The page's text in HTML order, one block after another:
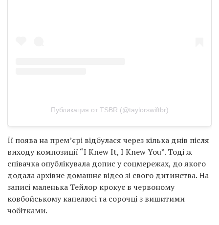
Публикация от TSBR (@taylorswiftbr)
Її поява на прем’єрі відбулася через кілька днів після
виходу композиції “I Knew It, I Knew You”. Тоді ж
співачка опублікувала допис у соцмережах, до якого
додала архівне домашнє відео зі свого дитинства. На
записі маленька Тейлор крокує в червоному
ковбойському капелюсі та сорочці з вишитими
чобітками.